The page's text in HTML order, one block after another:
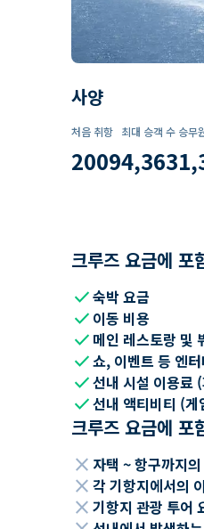
사양
처음 취항
2009
최대 승객 수
4,363
승무
크루즈 요금에 포
check숙박 요금
check 이동 비용
check 메인 레스토랑 및
check쇼, 이벤트 등 엔
check선내 시설 이용료
check선내 액티비티 (
크루즈 요금에 포
close 자택 ~ 항구까지
close 각 기항지에서의
close 기항지 관광 투어